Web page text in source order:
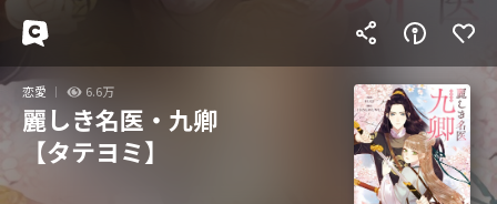
恋愛 6.6万
麗しき名医・九卿
【タテヨミ】